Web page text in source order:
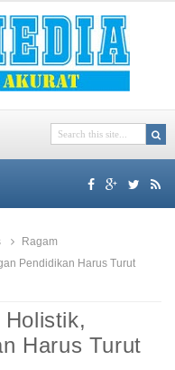
Ragam
Pendidikan Harus Turut
Holistik,
Harus Turut